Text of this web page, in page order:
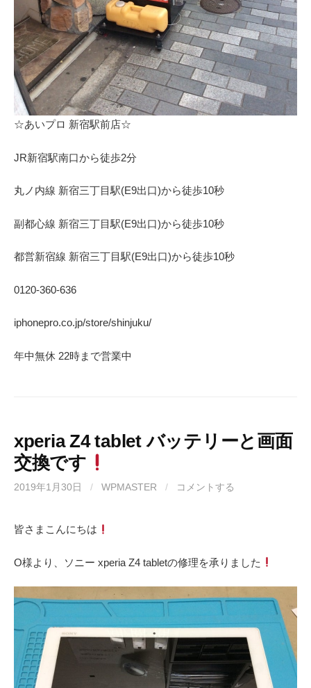
⁩☆あいプロ 新宿駅前店☆
JR新宿駅南口から徒歩2分
丸ノ内線 新宿三丁目駅(E9出口)から徒歩10秒
副都心線 新宿三丁目駅(E9出口)から徒歩10秒
都営新宿線 新宿三丁目駅(E9出口)から徒歩10秒
0120-360-636
iphonepro.co.jp/store/shinjuku/
年中無休 22時まで営業中
xperia Z4 tablet バッテリーと画面
交換です
2019年1月30日 / WPMASTER / コメントする
皆さまこんにちは
O様より、ソニー xperia Z4 tabletの修理を承りました